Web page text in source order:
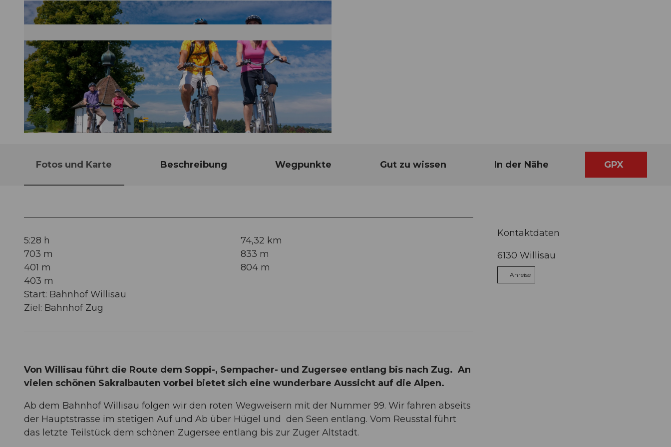
Fotos und Karte Beschreibung Wegpunkte Gut zu wissen In der Nähe GPX
5:28 h
74,32 km
703 m
833 m
401 m
804 m
403 m
Start: Bahnhof Willisau
Ziel: Bahnhof Zug
Von Willisau führt die Route dem Soppi-, Sempacher- und Zugersee entlang bis nach Zug. An
vielen schönen Sakralbauten vorbei bietet sich eine wunderbare Aussicht auf die Alpen.
Ab dem Bahnhof Willisau folgen wir den roten Wegweisern mit der Nummer 99. Wir fahren abseits
der Hauptstrasse im stetigen Auf und Ab über Hügel und den Seen entlang. Vom Reusstal führt
das letzte Teilstück dem schönen Zugersee entlang bis zur Zuger Altstadt.
Kontaktdaten
6130 Willisau
Anreise